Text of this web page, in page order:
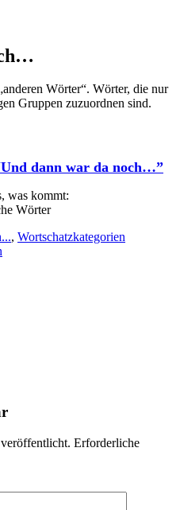
Wörter“. Wörter, die nur
Gruppen zuzuordnen sind.
dann war da noch…”
was kommt:
, Wortschatzkategorien
Erforderliche